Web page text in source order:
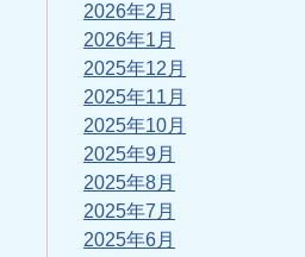
2026年2月
2026年1月
2025年12月
2025年11月
2025年10月
2025年9月
2025年8月
2025年7月
2025年6月